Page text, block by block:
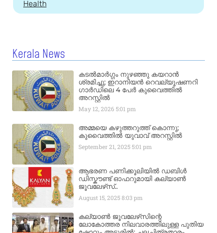
Health
Kerala News
കടൽമാർഗ്ഗം നുഴഞ്ഞു കയറാൻ
ശ്രമിച്ചു; ഇറാനിയൻ റെവല്യൂഷണറി
ഗാർഡിലെ 4 പേർ കുവൈത്തിൽ
അറസ്റ്റിൽ
May 12, 20265:01 pm
അമ്മയെ കഴുത്തറുത്ത് കൊന്നു;
കുവൈത്തിൽ യുവാവ് അറസ്റ്റിൽ
September 21, 20255:01 pm
ആഭരണ പണിക്കൂലിയിൽ ഡബിൾ
ഡിസ്കൗണ്ട് ഓഫറുമായി കല്യാൺ
ജൂവലേഴ്‌സ്..
August 15, 20258:03 pm
കല്യാൺ ജൂവലേഴ്‌സിന്റെ
ലോകോത്തര നിലവാരത്തിലുള്ള പുതിയ